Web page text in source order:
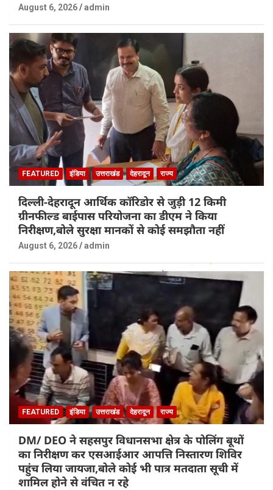
August 6, 2026 admin
FEATURED इंडिया उत्तराखंड देहरादून राज्य
दिल्ली-देहरादून आर्थिक कॉरिडोर से जुड़ी 12 किमी
ग्रीनफील्ड बाईपास परियोजना का डीएम ने किया
निरीक्षण,बोले सुरक्षा मानकों से कोई समझौता नहीं
August 6, 2026 admin
FEATURED इंडिया उत्तराखंड देहरादून राज्य
DM/ DEO ने सहसपुर विधानसभा क्षेत्र के पोलिंग बूथों
का निरीक्षण कर एसआईआर आपत्ति निस्तारण शिविर
पहुंच लिया जायजा,बोले कोई भी पात्र मतदाता सूची में
शामिल होने से वंचित न रहे